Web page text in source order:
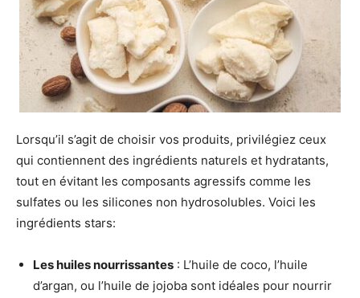
Lorsqu’il s’agit de choisir vos produits, privilégiez ceux
qui contiennent des ingrédients naturels et hydratants,
tout en évitant les composants agressifs comme les
sulfates ou les silicones non hydrosolubles. Voici les
ingrédients stars:
Les huiles nourrissantes : L’huile de coco, l’huile
d’argan, ou l’huile de jojoba sont idéales pour nourrir